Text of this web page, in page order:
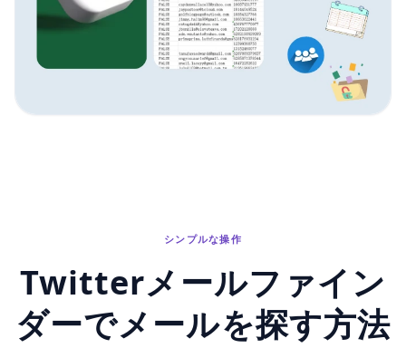
シンプルな操作
Twitterメールファイン
ダーでメールを探す方法